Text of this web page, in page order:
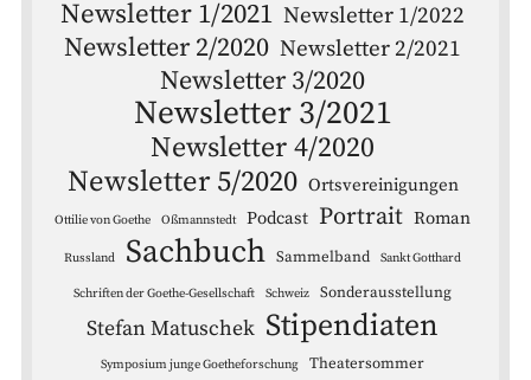
Newsletter 1/2021 Newsletter 1/2022
Newsletter 2/2020 Newsletter 2/2021
Newsletter 3/2020
Newsletter 3/2021
Newsletter 4/2020
Newsletter 5/2020 Ortsvereinigungen
Ottilie von Goethe Oßmannstedt Podcast Portrait Roman
Russland Sachbuch Sammelband Sankt Gotthard
Schriften der Goethe-Gesellschaft Schweiz Sonderausstellung
Stefan Matuschek Stipendiaten
Symposium junge Goetheforschung Theatersommer